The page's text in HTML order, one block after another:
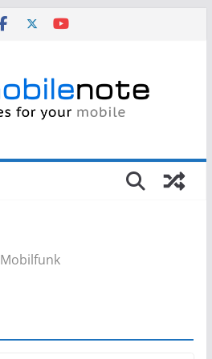
Mobilfunk